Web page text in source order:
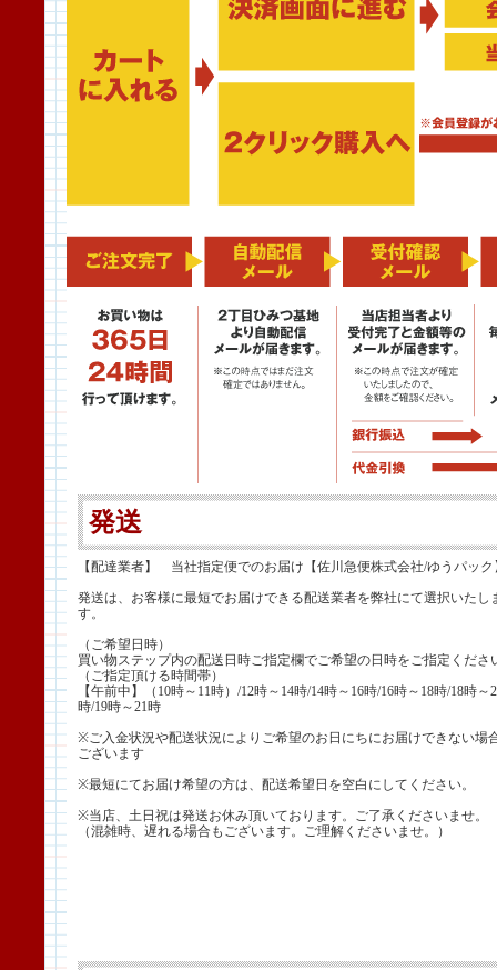
発送
【配達業者】 当社指定便でのお届け【佐川急便株式会社/ゆうパック
発送は、お客様に最短でお届けできる配送業者を弊社にて選択いたし
す。
（ご希望日時）
買い物ステップ内の配送日時ご指定欄でご希望の日時をご指定くださ
（ご指定頂ける時間帯）
【午前中】（10時～11時）/12時～14時/14時～16時/16時～18時/18時～
時/19時～21時
※ご入金状況や配送状況によりご希望のお日にちにお届けできない場
ございます
※最短にてお届け希望の方は、配送希望日を空白にしてください。
※当店、土日祝は発送お休み頂いております。ご了承くださいませ。
（混雑時、遅れる場合もございます。ご理解くださいませ。）